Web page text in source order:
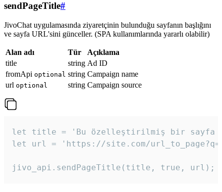
sendPageTitle#
JivoChat uygulamasında ziyaretçinin bulunduğu sayfanın başlığını
ve sayfa URL'sini günceller. (SPA kullanımlarında yararlı olabilir)
Alan adı Tür
Açıklama
title
string Ad ID
fromApi optional string Campaign name
url optional string Campaign source
let title = 'Bu özelleştirilmiş bir sayfa
let url = 'https://site.com/
jivo_api.sendPageTitle(title, true, url);